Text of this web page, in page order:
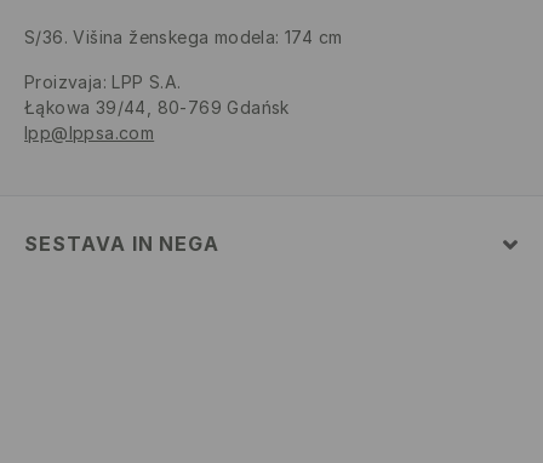
S/36. Višina ženskega modela: 174 cm
Proizvaja: LPP S.A.
Łąkowa 39/44, 80-769 Gdańsk
lpp@lppsa.com
SESTAVA IN NEGA